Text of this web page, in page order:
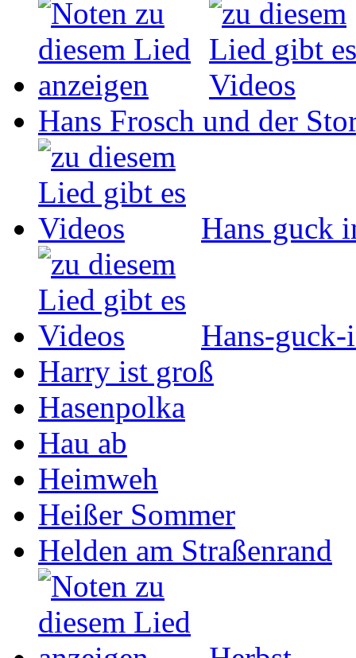
Hans Frosch und der
Hans guck
Hans-
Harry ist groß
Hasenpolka
Hau ab
Heimweh
Heißer Sommer
Helden am Straßenrand